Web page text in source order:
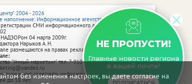
без изменения настроек, вы даете согласие на
НЕ ПРОПУСТИ!
Главные новости региона
в вашей почте!
2004 - 2026
Информационное агентство vRossii.ru
СМИ информационного агентства vRossii.ru
04 марта 2009г.
Нарыков А. Н.
размещаются на правах рекламы.
"Умный маркетинг" тел. 7-910-267-70-40,
могут содержать информацию, не предназначенную
до 18 лет.